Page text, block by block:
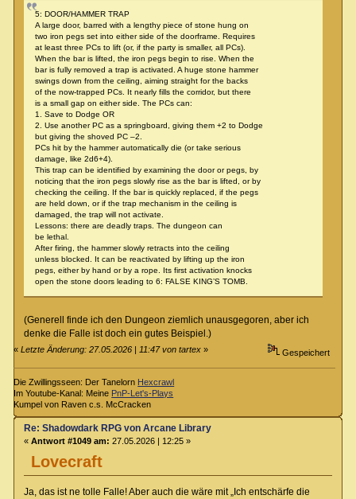
5: DOOR/HAMMER TRAP
A large door, barred with a lengthy piece of stone hung on
two iron pegs set into either side of the doorframe. Requires
at least three PCs to lift (or, if the party is smaller, all PCs).
When the bar is lifted, the iron pegs begin to rise. When the
bar is fully removed a trap is activated. A huge stone hammer
swings down from the ceiling, aiming straight for the backs
of the now-trapped PCs. It nearly fills the corridor, but there
is a small gap on either side. The PCs can:
1. Save to Dodge OR
2. Use another PC as a springboard, giving them +2 to Dodge
but giving the shoved PC –2.
PCs hit by the hammer automatically die (or take serious
damage, like 2d6+4).
This trap can be identified by examining the door or pegs, by
noticing that the iron pegs slowly rise as the bar is lifted, or by
checking the ceiling. If the bar is quickly replaced, if the pegs
are held down, or if the trap mechanism in the ceiling is
damaged, the trap will not activate.
Lessons: there are deadly traps. The dungeon can
be lethal.
After firing, the hammer slowly retracts into the ceiling
unless blocked. It can be reactivated by lifting up the iron
pegs, either by hand or by a rope. Its first activation knocks
open the stone doors leading to 6: FALSE KING’S TOMB.
(Generell finde ich den Dungeon ziemlich unausgegoren, aber ich
denke die Falle ist doch ein gutes Beispiel.)
«Letzte Änderung: 27.05.2026 | 11:47 von tartex » Gespeichert
Die Zwillingsseen: Der Tanelorn Hexcrawl
Im Youtube-Kanal: Meine PnP-Let's-Plays
Kumpel von Raven c.s. McCracken
Lovecraft
Re: Shadowdark RPG von Arcane Library
« Antwort #1049 am: 27.05.2026 | 12:25 »
Ja, das ist ne tolle Falle! Aber auch die wäre mit „Ich entschärfe die